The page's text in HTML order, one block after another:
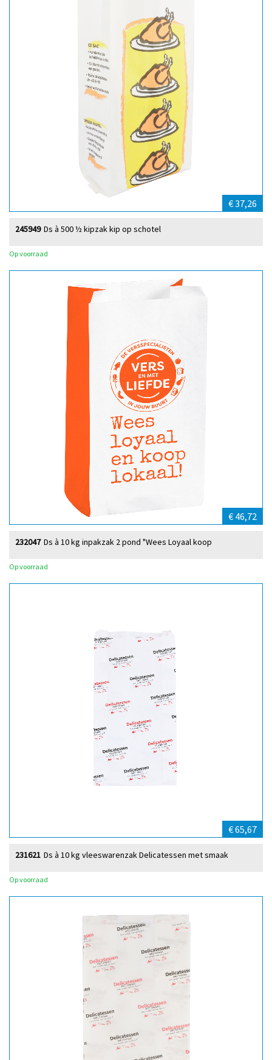
€ 37,26
Ds à 500 ½ kipzak kip op schotel
245949
Op voorraad
€ 46,72
Ds à 10 kg inpakzak 2 pond "Wees Loyaal koop
232047
Op voorraad
€ 65,67
Ds à 10 kg vleeswarenzak Delicatessen met smaak
231621
Op voorraad